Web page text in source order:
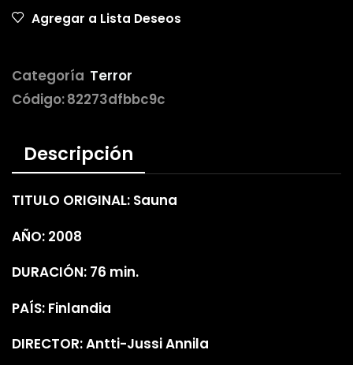
Agregar a Lista Deseos
Categoría Terror
Código:82273dfbbc9c
Descripción
TITULO ORIGINAL: Sauna
AÑO: 2008
DURACIÓN: 76 min.
PAÍS: Finlandia
DIRECTOR: Antti-Jussi Annila